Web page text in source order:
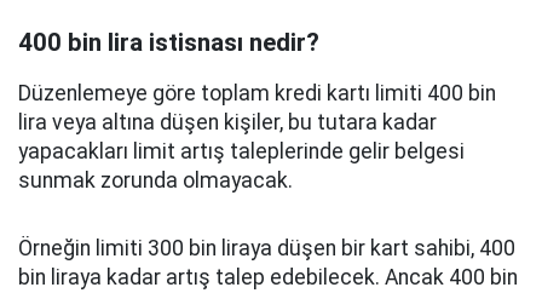
400 bin lira istisnası nedir?
Düzenlemeye göre toplam kredi kartı limiti 400 bin
lira veya altına düşen kişiler, bu tutara kadar
yapacakları limit artış taleplerinde gelir belgesi
sunmak zorunda olmayacak.
Örneğin limiti 300 bin liraya düşen bir kart sahibi, 400
bin liraya kadar artış talep edebilecek. Ancak 400 bin